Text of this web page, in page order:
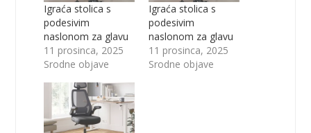
Igraća stolica s
podesivim
naslonom za glavu
11 prosinca, 2025
Srodne objave
Igraća stolica s
podesivim
naslonom za glavu
11 prosinca, 2025
Srodne objave